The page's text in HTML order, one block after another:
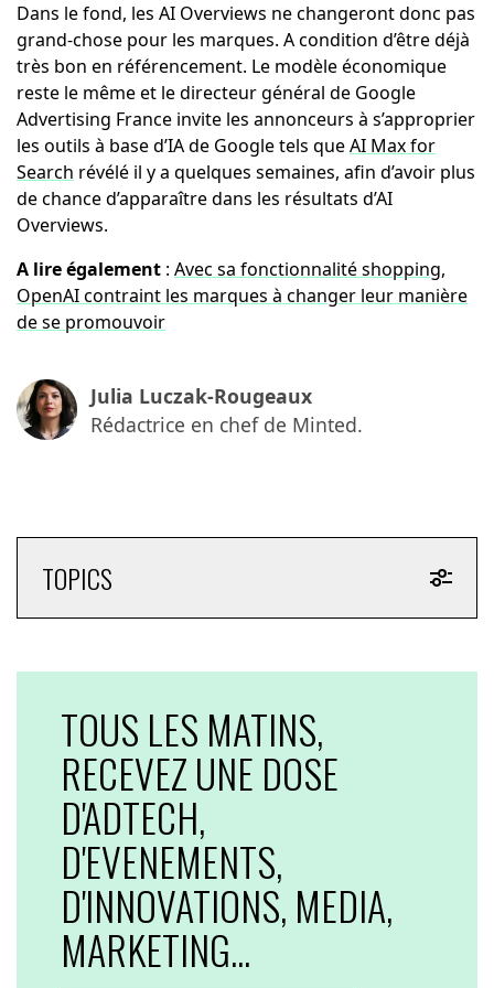
Dans le fond, les AI Overviews ne changeront donc pas
grand-chose pour les marques. A condition d’être déjà
très bon en référencement. Le modèle économique
reste le même et le directeur général de Google
Advertising France invite les annonceurs à s’approprier
les outils à base d’IA de Google tels queAI Max for
Search révélé il y a quelques semaines, afin d’avoir plus
de chance d’apparaître dans les résultats d’AI
Overviews.
A lire également: Avec sa fonctionnalité shopping,
OpenAI contraint les marques à changer leur manière
de se promouvoir
Julia Luczak-Rougeaux
Rédactrice en chef de Minted.
TOPICS
TOUS LES MATINS,
RECEVEZ UNE DOSE
D'ADTECH,
D'EVENEMENTS,
D'INNOVATIONS, MEDIA,
MARKETING...